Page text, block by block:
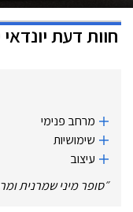
חוות דעתיונדאי i20 חמש דלתות
מרחב פנימי
שימושיות
עיצוב
״סופר מיני שמרנית